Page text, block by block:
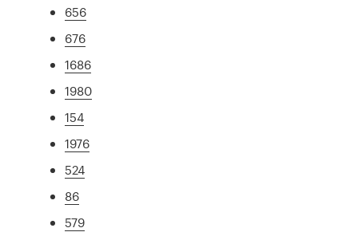
656
676
1686
1980
154
1976
524
86
579